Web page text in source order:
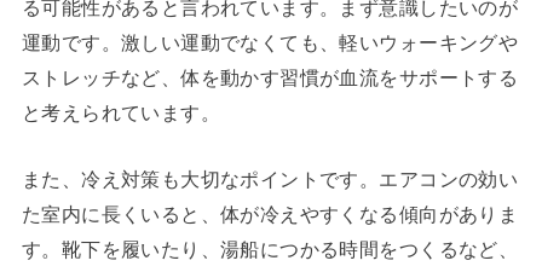
る可能性があると言われています。まず意識したいのが
運動です。激しい運動でなくても、軽いウォーキングや
ストレッチなど、体を動かす習慣が血流をサポートする
と考えられています。
また、冷え対策も大切なポイントです。エアコンの効い
た室内に長くいると、体が冷えやすくなる傾向がありま
す。靴下を履いたり、湯船につかる時間をつくるなど、